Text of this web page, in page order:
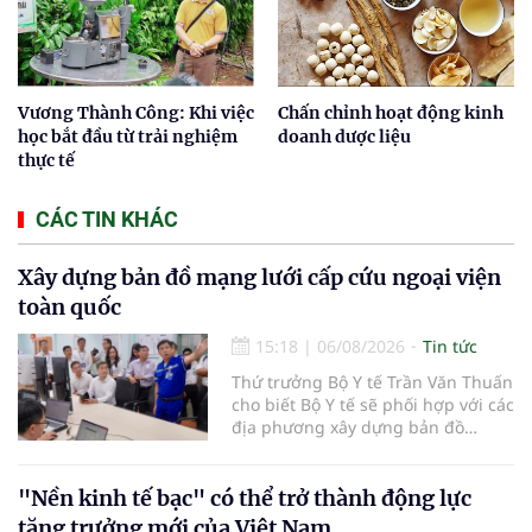
Vương Thành Công: Khi việc
học bắt đầu từ trải nghiệm
thực tế
Chấn chỉnh hoạt động kinh
doanh dược liệu
CÁC TIN KHÁC
Xây dựng bản đồ mạng lưới cấp cứu ngoại viện
toàn quốc
15:18 | 06/08/2026
Tin tức
Thứ trưởng Bộ Y tế Trần Văn Thuấn
cho biết Bộ Y tế sẽ phối hợp với các
địa phương xây dựng bản đồ
thiện cơ chế tài chính và đa dạng
hóa phương tiện nhằm nâng cao
"Nền kinh tế bạc" có thể trở thành động lực